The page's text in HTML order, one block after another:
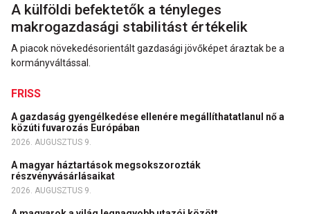
A külföldi befektetők a tényleges
makrogazdasági stabilitást értékelik
A piacok növekedésorientált gazdasági jövőképet áraztak be a
kormányváltással.
FRISS
A gazdaság gyengélkedése ellenére megállíthatatlanul nő a
közúti fuvarozás Európában
2026. AUGUSZTUS 9.
A magyar háztartások megsokszorozták
részvényvásárlásaikat
2026. AUGUSZTUS 9.